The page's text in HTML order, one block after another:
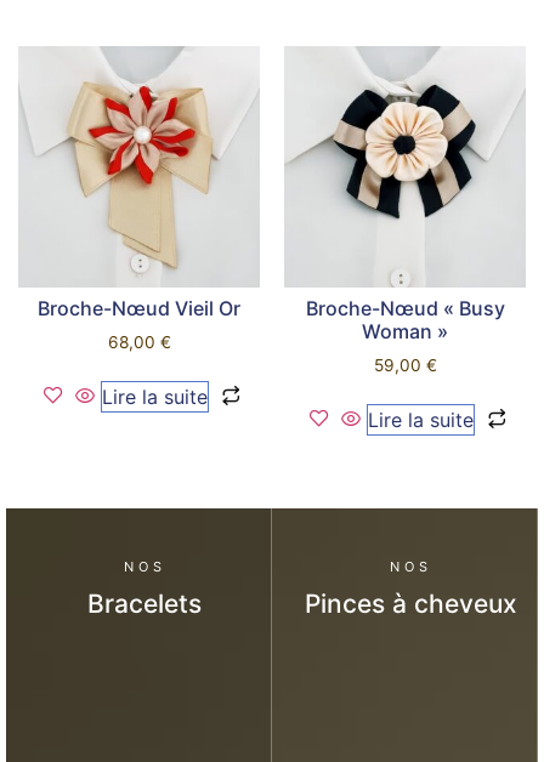
Broche-Nœud Vieil Or
68,00 €
Lire la suite
Broche-Nœud « Busy
Woman »
59,00 €
Lire la suite
NOS
Bracelets
NOS
Pinces à cheveux